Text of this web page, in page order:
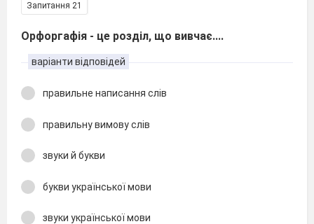
Запитання 21
Орфоргафія - це розділ, що вивчає....
варіанти відповідей
правильне написання слів
правильну вимову слів
звуки й букви
букви української мови
звуки української мови